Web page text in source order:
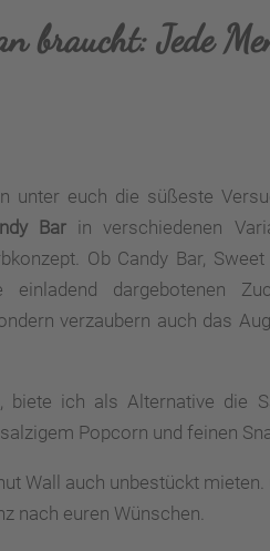
braucht: Jede
unter euch die süßeste
Bar in verschiedenen
Ob Candy Bar, Sweet
dargebotenen
verzaubern auch das
biete ich als Alternative die
Popcorn und feinen
Wall auch unbestückt
nach euren Wünschen.